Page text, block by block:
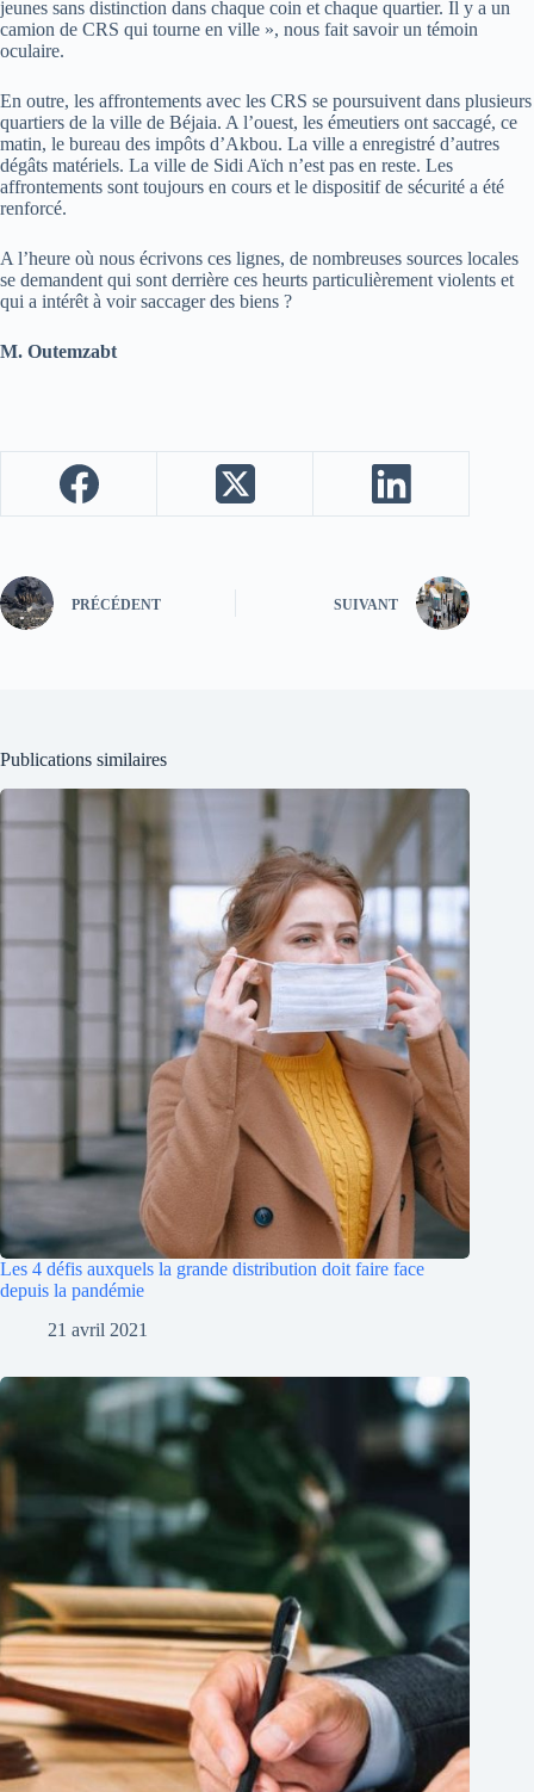
jeunes sans distinction dans chaque coin et chaque quartier. Il y a un
camion de CRS qui tourne en ville », nous fait savoir un témoin
oculaire.
En outre, les affrontements avec les CRS se poursuivent dans plusieurs
quartiers de la ville de Béjaia. A l’ouest, les émeutiers ont saccagé, ce
matin, le bureau des impôts d’Akbou. La ville a enregistré d’autres
dégâts matériels. La ville de Sidi Aïch n’est pas en reste. Les
affrontements sont toujours en cours et le dispositif de sécurité a été
renforcé.
A l’heure où nous écrivons ces lignes, de nombreuses sources locales
se demandent qui sont derrière ces heurts particulièrement violents et
qui a intérêt à voir saccager des biens ?
M. Outemzabt
PRÉCÉDENT SUIVANT
Publications similaires
Les 4 défis auxquels la grande distribution doit faire face
depuis la pandémie
21 avril 2021